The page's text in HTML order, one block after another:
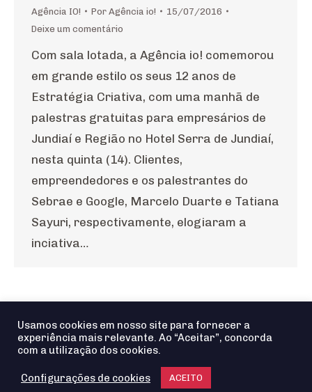
Agência IO! Por Agência io!
15/07/2016
Deixe um comentário
Com sala lotada, a Agência io! comemorou
em grande estilo os seus 12 anos de
Estratégia Criativa, com uma manhã de
palestras gratuitas para empresários de
Jundiaí e Região no Hotel Serra de Jundiaí,
nesta quinta (14). Clientes,
empreendedores e os palestrantes do
Sebrae e Google, Marcelo Duarte e Tatiana
Sayuri, respectivamente, elogiaram a
inciativa…
1 2 →
Usamos cookies em nosso site para fornecer a
experiência mais relevante. Ao “Aceitar”, concorda
com a utilização dos cookies.
Configurações de cookies ACEITO